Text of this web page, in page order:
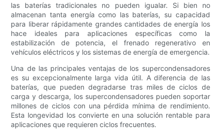
las baterías tradicionales no pueden igualar. Si bien no
almacenan tanta energía como las baterías, su capacidad
para liberar rápidamente grandes cantidades de energía los
hace ideales para aplicaciones específicas como la
estabilización de potencia, el frenado regenerativo en
vehículos eléctricos y los sistemas de energía de emergencia.
Una de las principales ventajas de los supercondensadores
es su excepcionalmente larga vida útil. A diferencia de las
baterías, que pueden degradarse tras miles de ciclos de
carga y descarga, los supercondensadores pueden soportar
millones de ciclos con una pérdida mínima de rendimiento.
Esta longevidad los convierte en una solución rentable para
aplicaciones que requieren ciclos frecuentes.